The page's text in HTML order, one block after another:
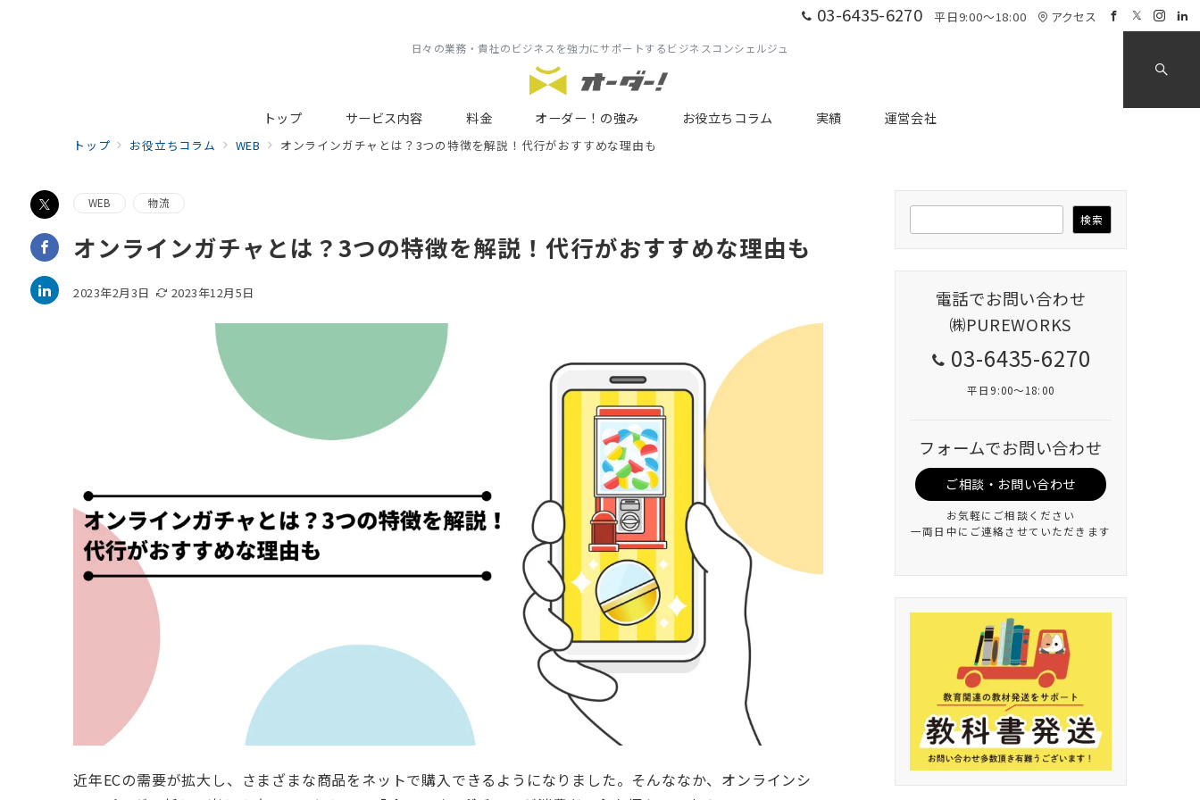
03-6435-6270 平日9:00～18:00 アクセス
日々の業務・貴社のビジネスを強力にサポートするビジネスコンシェルジュ
トップ サービス内容 料金 オーダー！の強み お役立ちコラム 実績 運営会社
トップ お役立ちコラム WEB オンラインガチャとは？3つの特徴を解説！代行がおすすめな理由も
WEB 物流
オンラインガチャとは？3つの特徴を解説！代行がおすすめな理由も
2023年2月3日 2023年12月5日
近年ECの需要が拡大し、さまざまな商品をネットで購入できるようになりました。そんななか、オンラインシ
索
検索
電話でお問い合わせ
㈱PUREWORKS
03-6435-6270
平日9:00～18:00
フォームでお問い合わせ
ご相談・お問い合わせ
お気軽にご相談ください
一両日中にご連絡させていただきます